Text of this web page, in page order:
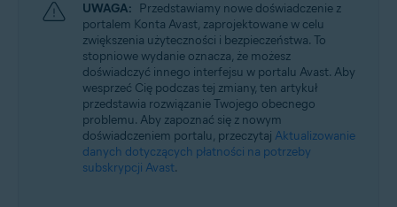
Systemy operacyjne:
Wszystkie obsługiwane systemy operacyjne
UWAGA: Przedstawiamy nowe doświadczenie z
portalem Konta Avast, zaprojektowane w celu
zwiększenia użyteczności i bezpieczeństwa. To
stopniowe wydanie oznacza, że możesz
doświadczyć innego interfejsu w portalu Avast. Aby
wesprzeć Cię podczas tej zmiany, ten artykuł
przedstawia rozwiązanie Twojego obecnego
problemu. Aby zapoznać się z nowym
doświadczeniem portalu, przeczytaj Aktualizowanie
danych dotyczących płatności na potrzeby
subskrypcji Avast.